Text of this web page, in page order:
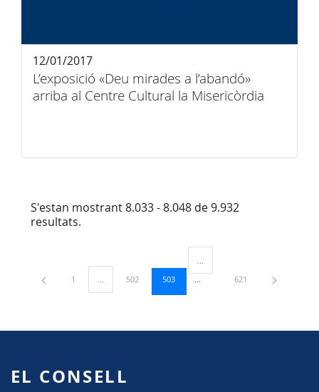
L’exposició «Deu mirades a l’abandó»
arriba al Centre Cultural la Misericòrdia
12/01/2017
S'estan mostrant 8.033 - 8.048 de 9.932
resultats.
Pàgina
1 ...Pàgines intermèdies Utilitzeu TAB per navegar.
Pàgina
502 Pàgina
503
Pàgines intermèdies Utilitzeu
Pàgina
621
EL CONSELL